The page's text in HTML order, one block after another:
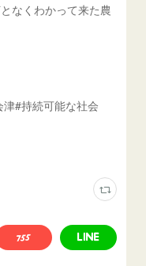
なくわかって来た農
#持続可能な社会